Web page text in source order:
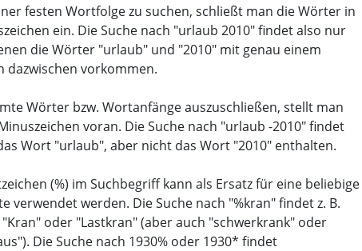
festen Wortfolge zu suchen, schließt man die Wörter in
ein. Die Suche nach "urlaub 2010" findet also nur
die Wörter "urlaub" und "2010" mit genau einem
dazwischen vorkommen.
Wörter bzw. Wortanfänge auszuschließen, stellt man
voran. Die Suche nach "urlaub -2010" findet
Wort "urlaub", aber nicht das Wort "2010" enthalten.
(%) im Suchbegriff kann als Ersatz für eine beliebige
verwendet werden. Die Suche nach "%kran" findet z. B.
oder "Lastkran" (aber auch "schwerkrank" oder
Die Suche nach 1930% oder 1930* findet